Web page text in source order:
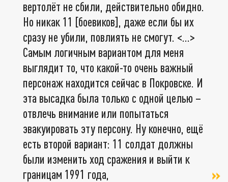
вертолёт не сбили, действительно обидно.
Но никак 11 [боевиков], даже если бы их
сразу не убили, повлиять не смогут. <…>
Самым логичным вариантом для меня
выглядит то, что какой-то очень важный
персонаж находится сейчас в Покровске. И
эта высадка была только с одной целью –
отвлечь внимание или попытаться
эвакуировать эту персону. Ну конечно, ещё
есть второй вариант: 11 солдат должны
были изменить ход сражения и выйти к
границам 1991 года,